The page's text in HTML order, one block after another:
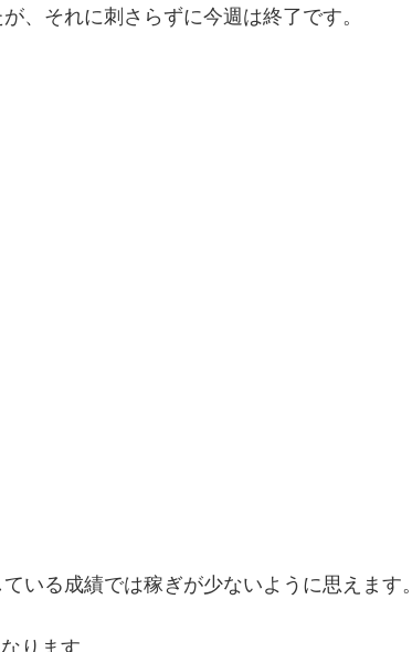
、それに刺さらずに今週は終了です。
いる成績では稼ぎが少ないように思えます。